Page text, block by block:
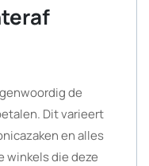
de
Dit varieert
en alles
winkels die deze